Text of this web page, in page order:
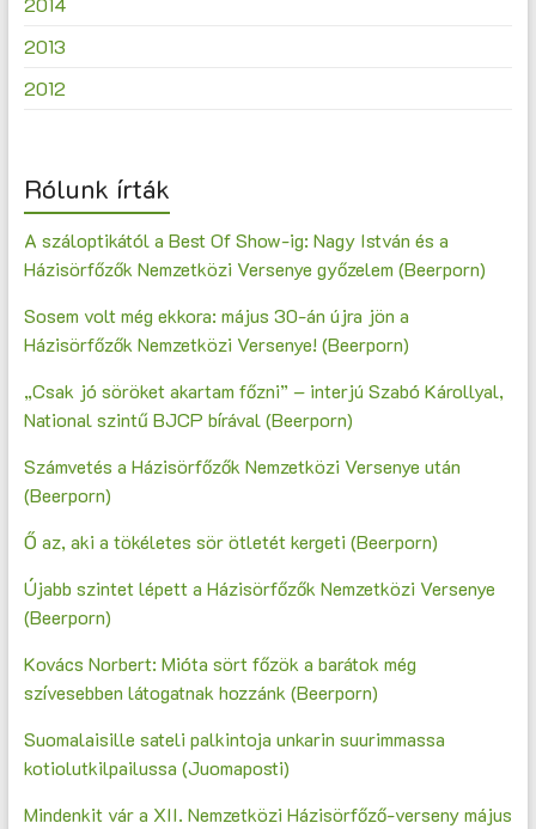
2013
2012
Rólunk írták
A száloptikától a Best Of Show-ig: Nagy István és a
Házisörfőzők Nemzetközi Versenye győzelem (Beerporn)
Sosem volt még ekkora: május 30-án újra jön a
Házisörfőzők Nemzetközi Versenye! (Beerporn)
„Csak jó söröket akartam főzni” – interjú Szabó Károllyal,
National szintű BJCP bírával (Beerporn)
Számvetés a Házisörfőzők Nemzetközi Versenye után
(Beerporn)
Ő az, aki a tökéletes sör ötletét kergeti (Beerporn)
Újabb szintet lépett a Házisörfőzők Nemzetközi Versenye
(Beerporn)
Kovács Norbert: Mióta sört főzök a barátok még
szívesebben látogatnak hozzánk (Beerporn)
Suomalaisille sateli palkintoja unkarin suurimmassa
kotiolutkilpailussa (Juomaposti)
Mindenkit vár a XII. Nemzetközi Házisörfőző-verseny május